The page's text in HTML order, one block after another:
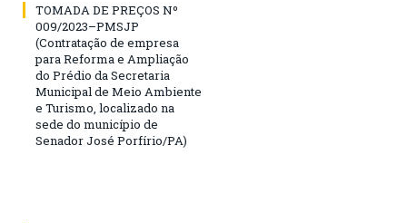
TOMADA DE PREÇOS Nº
009/2023–PMSJP
(Contratação de empresa
para Reforma e Ampliação
do Prédio da Secretaria
Municipal de Meio Ambiente
e Turismo, localizado na
sede do município de
Senador José Porfírio/PA)